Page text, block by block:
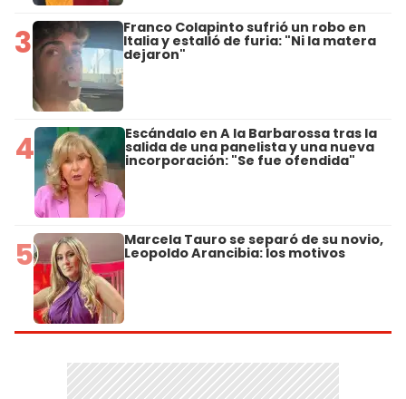
3 Franco Colapinto sufrió un robo en
Italia y estalló de furia: "Ni la matera
dejaron"
4 Escándalo en A la Barbarossa tras la
salida de una panelista y una nueva
incorporación: "Se fue ofendida"
5 Marcela Tauro se separó de su novio,
Leopoldo Arancibia: los motivos